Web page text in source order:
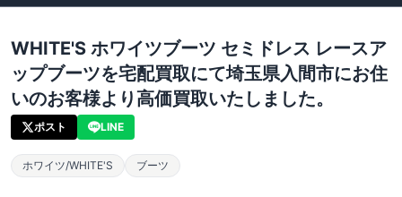
WHITE'S ホワイツブーツ セミドレス レースア
ップブーツを宅配買取にて埼玉県入間市にお住
いのお客様より高価買取いたしました。
ポスト LINE
ホワイツ/WHITE'S ブーツ